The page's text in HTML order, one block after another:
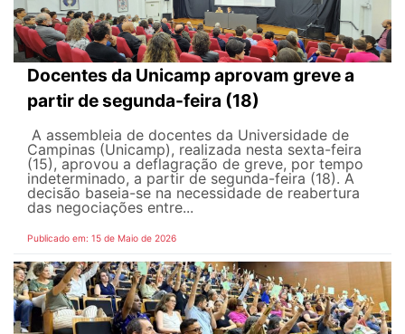
Docentes da Unicamp aprovam greve a
partir de segunda-feira (18)
A assembleia de docentes da Universidade de
Campinas (Unicamp), realizada nesta sexta-feira
(15), aprovou a deflagração de greve, por tempo
indeterminado, a partir de segunda-feira (18). A
decisão baseia-se na necessidade de reabertura
das negociações entre...
Publicado em: 15 de Maio de 2026